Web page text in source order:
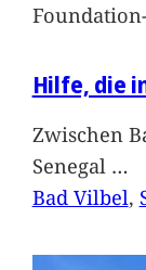
Hilfe, die
Zwischen
Senegal …
Bad Vilbel,